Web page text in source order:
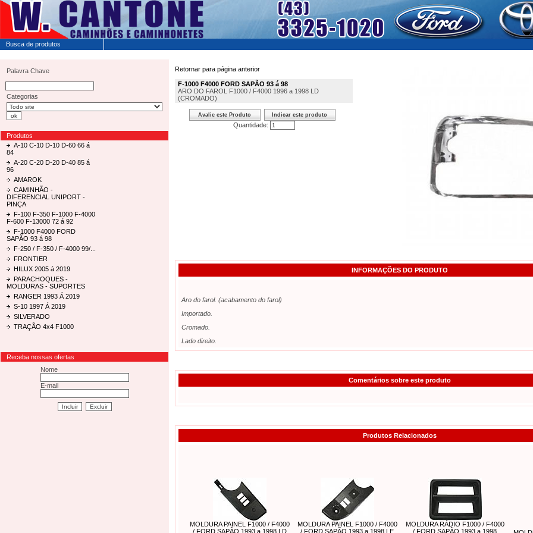
Busca de produtos
Palavra Chave
Categorias
Produtos
A-10 C-10 D-10 D-60 66 á
84
A-20 C-20 D-20 D-40 85 á
96
AMAROK
CAMINHÃO -
DIFERENCIAL UNIPORT -
PINÇA
F-100 F-350 F-1000 F-4000
F-600 F-13000 72 á 92
F-1000 F4000 FORD
SAPÃO 93 á 98
F-250 / F-350 / F-4000 99/...
FRONTIER
HILUX 2005 á 2019
PARACHOQUES -
MOLDURAS - SUPORTES
RANGER 1993 Á 2019
S-10 1997 Á 2019
SILVERADO
TRAÇÃO 4x4 F1000
Receba nossas ofertas
Nome
E-mail
Retornar para página anterior
F-1000 F4000 FORD SAPÃO 93 á 98
ARO DO FAROL F1000 / F4000 1996 a 1998 LD
(CROMADO)
Quantidade:
INFORMAÇÕES DO PRODUTO
Aro do farol. (acabamento do farol)
Importado.
Cromado.
Lado direito.
Comentários sobre este produto
Produtos Relacionados
MOLDURA PAINEL F1000 / F4000
/ FORD SAPÃO 1993 a 1998 LD
MOLDURA PAINEL F1000 / F4000
/ FORD SAPÃO 1993 a 1998 LE
MOLDURA RÁDIO F1000 / F4000
/ FORD SAPÃO 1993 a 1998